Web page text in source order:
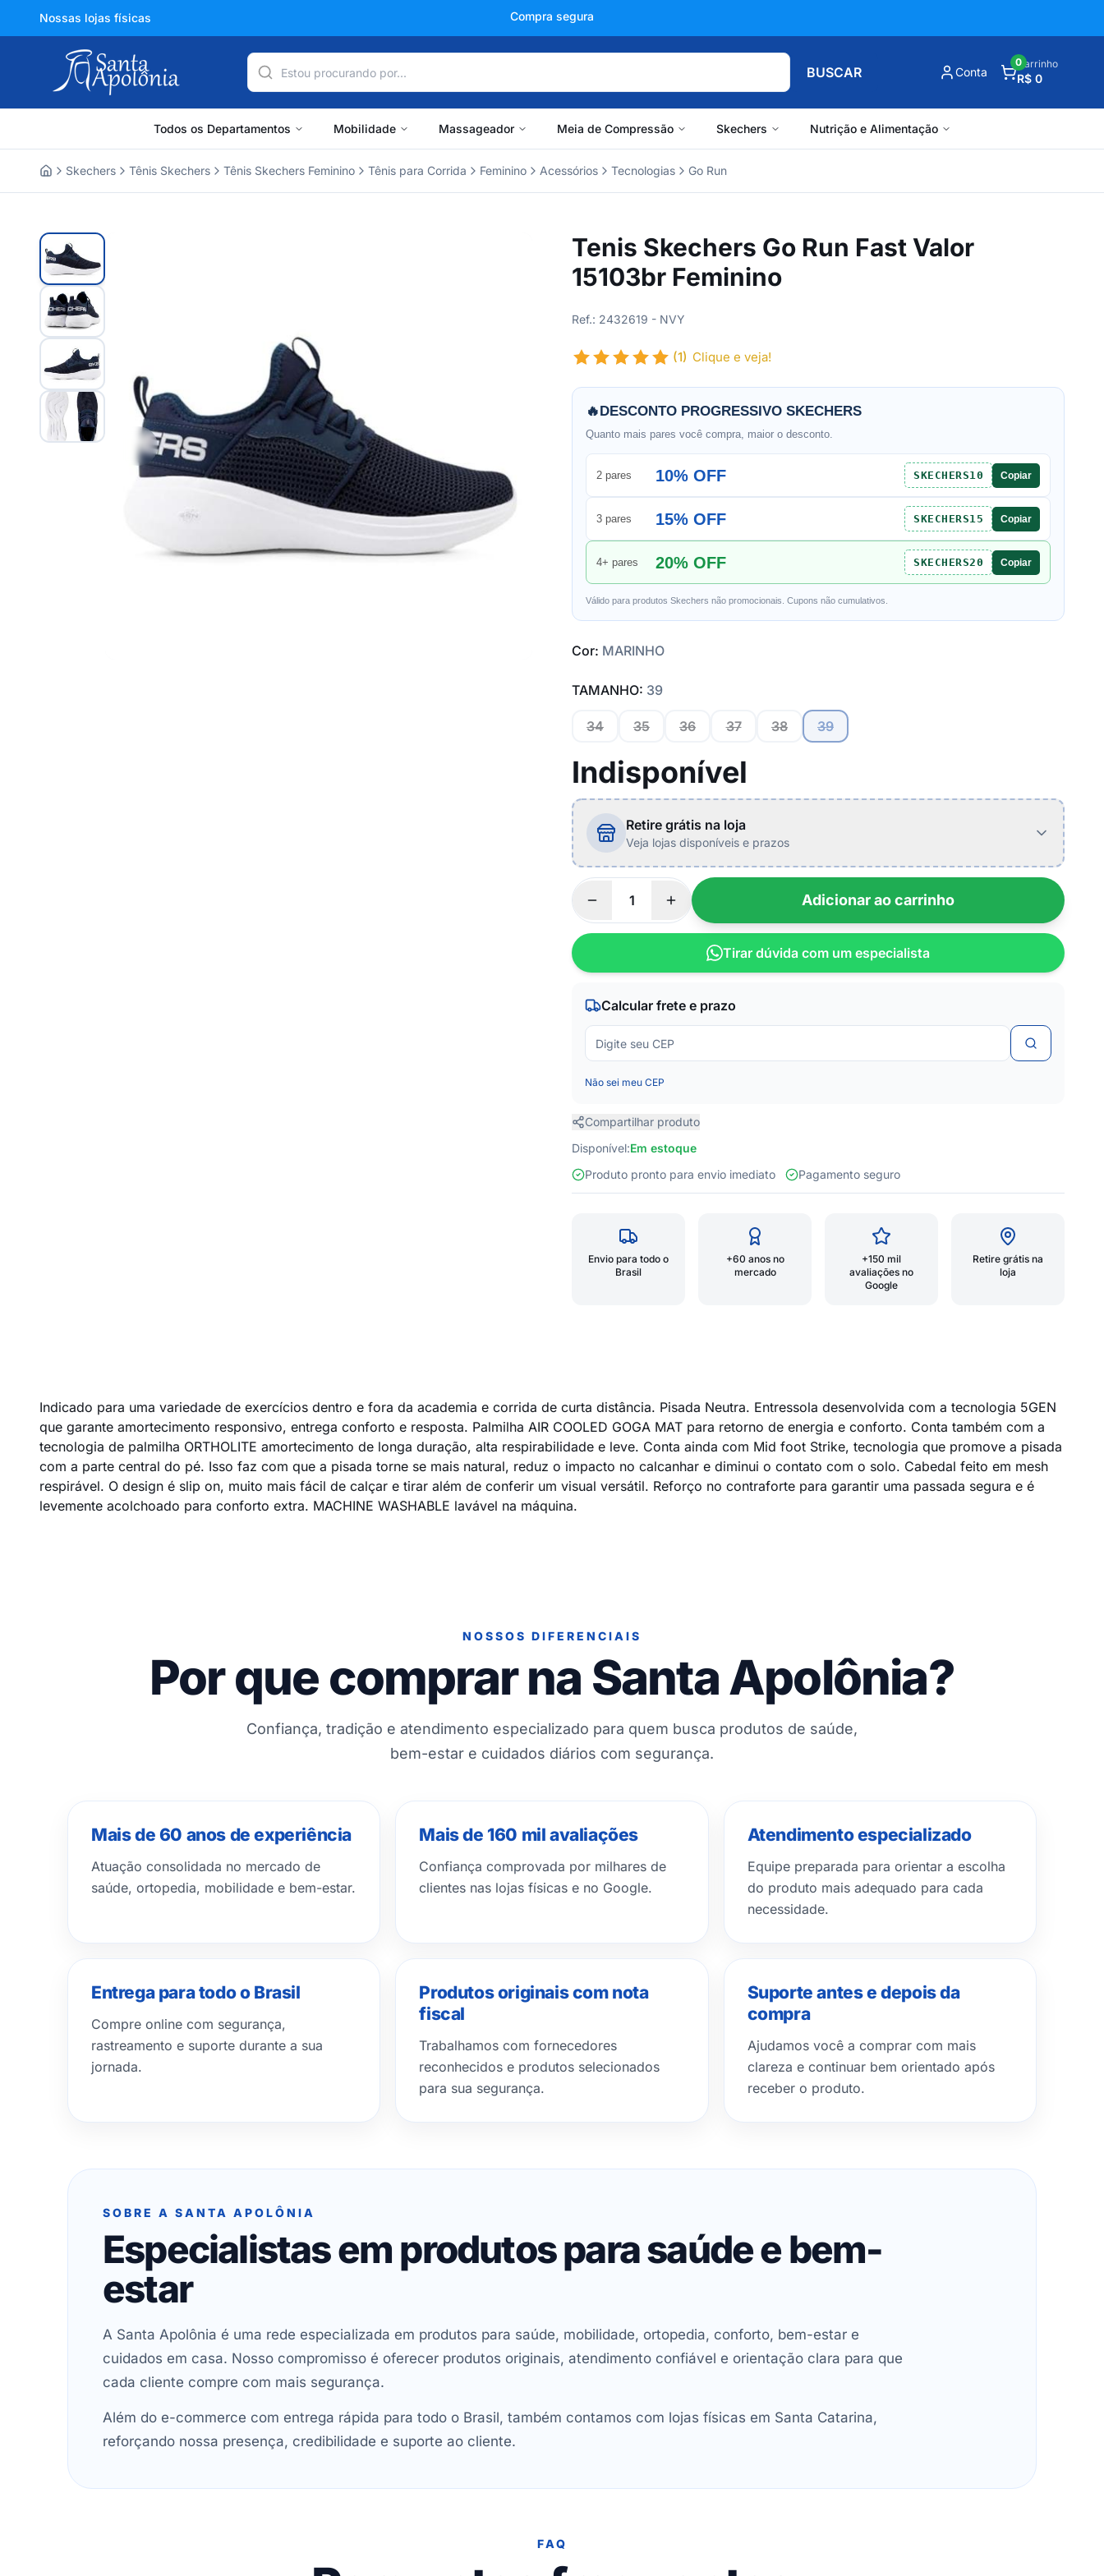
Nossas lojas físicas +150 mil avaliações
BUSCAR Conta
Carrinho
R$ 0
0
Todos os Departamentos Mobilidade Massageador Meia de Compressão Skechers Nutrição e Alimentação
Skechers Tênis Skechers Tênis Skechers Feminino Tênis para Corrida Feminino Acessórios Tecnologias Go Run
Tenis Skechers Go Run Fast Valor
15103br Feminino
Ref.: 2432619 - NVY
(1) Clique e veja!
🔥DESCONTO PROGRESSIVO SKECHERS
Quanto mais pares você compra, maior o desconto.
2 pares 10% OFF SKECHERS10 Copiar
3 pares 15% OFF SKECHERS15 Copiar
4+ pares 20% OFF SKECHERS20 Copiar
Válido para produtos Skechers não promocionais. Cupons não cumulativos.
Cor: MARINHO
TAMANHO: 39
34 35 36 37 38 39
Indisponível
Retire grátis na loja
Veja lojas disponíveis e prazos
Adicionar ao carrinho
Tirar dúvida com um especialista
Calcular frete e prazo
Não sei meu CEP
Compartilhar produto
Disponível:Em estoque
Produto pronto para envio imediato
Pagamento seguro
Envio para todo o
Brasil
+60 anos no
mercado
+150 mil
avaliações no
Google
Retire grátis na
loja
Indicado para uma variedade de exercícios dentro e fora da academia e corrida de curta distância. Pisada Neutra. Entressola desenvolvida com a tecnologia 5GEN
que garante amortecimento responsivo, entrega conforto e resposta. Palmilha AIR COOLED GOGA MAT para retorno de energia e conforto. Conta também com a
tecnologia de palmilha ORTHOLITE amortecimento de longa duração, alta respirabilidade e leve. Conta ainda com Mid foot Strike, tecnologia que promove a pisada
com a parte central do pé. Isso faz com que a pisada torne se mais natural, reduz o impacto no calcanhar e diminui o contato com o solo. Cabedal feito em mesh
respirável. O design é slip on, muito mais fácil de calçar e tirar além de conferir um visual versátil. Reforço no contraforte para garantir uma passada segura e é
levemente acolchoado para conforto extra. MACHINE WASHABLE lavável na máquina.
NOSSOS DIFERENCIAIS
Por que comprar na Santa Apolônia?
Confiança, tradição e atendimento especializado para quem busca produtos de saúde,
bem-estar e cuidados diários com segurança.
Mais de 60 anos de experiência
Atuação consolidada no mercado de
saúde, ortopedia, mobilidade e bem-estar.
Mais de 160 mil avaliações
Confiança comprovada por milhares de
clientes nas lojas físicas e no Google.
Atendimento especializado
Equipe preparada para orientar a escolha
do produto mais adequado para cada
necessidade.
Entrega para todo o Brasil
Compre online com segurança,
rastreamento e suporte durante a sua
jornada.
Produtos originais com nota
fiscal
Trabalhamos com fornecedores
reconhecidos e produtos selecionados
para sua segurança.
Suporte antes e depois da
compra
Ajudamos você a comprar com mais
clareza e continuar bem orientado após
receber o produto.
SOBRE A SANTA APOLÔNIA
Especialistas em produtos para saúde e bem-
estar
A Santa Apolônia é uma rede especializada em produtos para saúde, mobilidade, ortopedia, conforto, bem-estar e
cuidados em casa. Nosso compromisso é oferecer produtos originais, atendimento confiável e orientação clara para que
cada cliente compre com mais segurança.
Além do e-commerce com entrega rápida para todo o Brasil, também contamos com lojas físicas em Santa Catarina,
reforçando nossa presença, credibilidade e suporte ao cliente.
FAQ